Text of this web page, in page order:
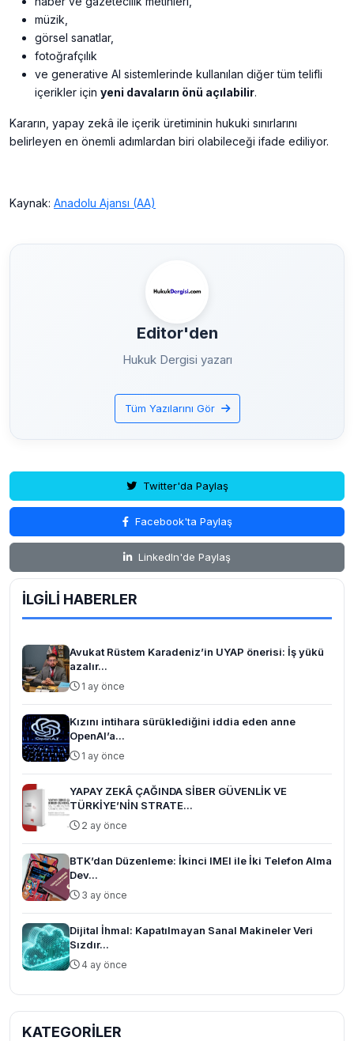
müzik,
görsel sanatlar,
fotoğrafçılık
ve generative AI sistemlerinde kullanılan diğer tüm telifli
içerikler için yeni davaların önü açılabilir.
Kararın, yapay zekâ ile içerik üretiminin hukuki sınırlarını
belirleyen en önemli adımlardan biri olabileceği ifade ediliyor.
Kaynak: Anadolu Ajansı (AA)
Editor'den
Hukuk Dergisi yazarı
Tüm Yazılarını Gör
Twitter'da Paylaş
Facebook'ta Paylaş
LinkedIn'de Paylaş
İLGİLİ HABERLER
Avukat Rüstem Karadeniz’in UYAP önerisi: İş yükü
azalır...
1 ay önce
Kızını intihara sürüklediğini iddia eden anne
OpenAI’a...
1 ay önce
YAPAY ZEKÂ ÇAĞINDA SİBER GÜVENLİK VE
TÜRKİYE’NİN STRATE...
2 ay önce
BTK’dan Düzenleme: İkinci IMEI ile İki Telefon Alma
Dev...
3 ay önce
Dijital İhmal: Kapatılmayan Sanal Makineler Veri
Sızdır...
4 ay önce
KATEGORİLER